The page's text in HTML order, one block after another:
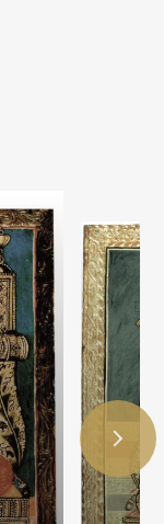
svrhe i
širine (72dpi),